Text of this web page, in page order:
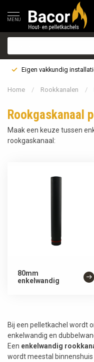
MENU
Eigen vakkundig
Home / Rookkanalen /
Rookgaskanaal
Maak een keuze tussen
rookgaskanaal:
80mm
enkelwandig
Bij een pelletkachel wordt
enkelwandig en
Een enkelwandig
wordt meestal